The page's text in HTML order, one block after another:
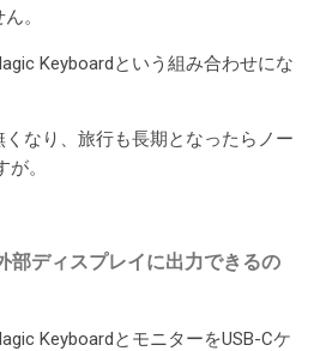
。
Keyboardという組み合わせにな
なり、旅行も長期となったらノー
。
ディスプレイに出力できるの
KeyboardとモニターをUSB-Cケ